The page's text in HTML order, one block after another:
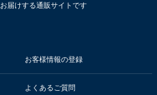
届けする通販サイトです
お客様情報の登録
よくあるご質問